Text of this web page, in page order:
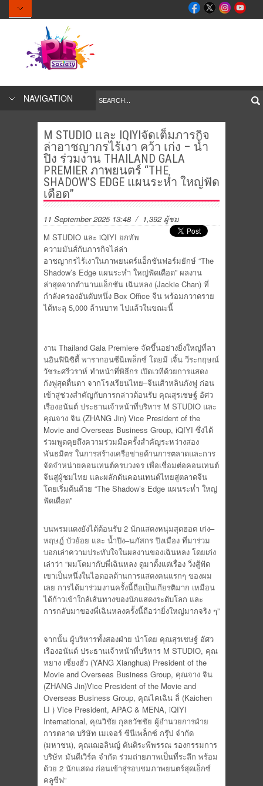
NAVIGATION
M STUDIO และ IQIYIจัดเต็มภารกิจ
ล่าอาชญากรไร้เงา คว้า เก่ง – น้ำ
ปิง ร่วมงาน THAILAND GALA
PREMIER ภาพยนตร์ “THE
SHADOW’S EDGE แผนระห่ำ ใหญ่ฟัด
เดือด”
11 September 2025 13:48 / 1,392 ผู้ชม
M STUDIO และ iQIYI ยกทัพ
ความมันส์กับภารกิจไล่ล่า
อาชญากรไร้เงาในภาพยนตร์แอ็กชันฟอร์มยักษ์ “The
Shadow’s Edge แผนระห่ำ ใหญ่ฟัดเดือด” ผลงาน
ล่าสุดจากตำนานแอ็กชัน เฉินหลง (Jackie Chan) ที่
กำลังครองอันดับหนึ่ง Box Office จีน พร้อมกวาดราย
ได้ทะลุ 5,000 ล้านบาท ไปแล้วในขณะนี้
งาน Thailand Gala Premiere จัดขึ้นอย่างยิ่งใหญ่ที่ลา
นอินฟินิซิตี้ พารากอนซีนีเพล็กซ์ โดยมี เจิ้น วีระกฤษณ์
วัชระศรีวราห์ ทำหน้าที่พิธีกร เปิดเวทีด้วยการแสดง
กังฟูสุดตื่นตา จากโรงเรียนไทย–จีนเส้าหลินกังฟู ก่อน
เข้าสู่ช่วงสำคัญกับการกล่าวต้อนรับ คุณสุรเชษฐ์ อัศว
เรืองอนันต์ ประธานเจ้าหน้าที่บริหาร M STUDIO และ
คุณจาง จิน (ZHANG Jin) Vice President of the
Movie and Overseas Business Group, iQIYI ซึ่งได้
ร่วมพูดคุยถึงความร่วมมือครั้งสำคัญระหว่างสอง
พันธมิตร ในการสร้างเครือข่ายด้านการตลาดและการ
จัดจำหน่ายคอนเทนต์ครบวงจร เพื่อเชื่อมต่อคอนเทนต์
จีนสู่ผู้ชมไทย และผลักดันคอนเทนต์ไทยสู่ตลาดจีน
โดยเริ่มต้นด้วย “The Shadow’s Edge แผนระห่ำ ใหญ่
ฟัดเดือด”
บนพรมแดงยังได้ต้อนรับ 2 นักแสดงหนุ่มสุดฮอต เก่ง–
หฤษฎ์ บัวย้อย และ น้ำปิง–นภัสกร ปิงเมือง ที่มาร่วม
บอกเล่าความประทับใจในผลงานของเฉินหลง โดยเก่ง
เล่าว่า “ผมโตมากับพี่เฉินหลง ดูมาตั้งแต่เรื่อง วิ่งสู้ฟัด
เขาเป็นหนึ่งในไอดอลด้านการแสดงคนแรกๆ ของผม
เลย การได้มาร่วมงานครั้งนี้ถือเป็นเกียรติมาก เหมือน
ได้ก้าวเข้าใกล้เส้นทางของนักแสดงระดับโลก และ
การกลับมาของพี่เฉินหลงครั้งนี้ถือว่ายิ่งใหญ่มากจริง ๆ”
จากนั้น ผู้บริหารทั้งสองฝ่าย นำโดย คุณสุรเชษฐ์ อัศว
เรืองอนันต์ ประธานเจ้าหน้าที่บริหาร M STUDIO, คุณ
หยาง เซี่ยงฮั่ว (YANG Xianghua) President of the
Movie and Overseas Business Group, คุณจาง จิน
(ZHANG Jin)Vice President of the Movie and
Overseas Business Group, คุณไคเฉิน ลิ่ (Kaichen
LI ) Vice President, APAC & MENA, iQIYI
International, คุณวิชัย กุลธวัชชัย ผู้อำนวยการฝ่าย
การตลาด บริษัท เมเจอร์ ซีนีเพล็กซ์ กรุ๊ป จำกัด
(มหาชน), คุณเฌอลินญ์ ตันติระพีพรรณ รองกรรมการ
บริษัท มันดีเวิร์ค จำกัด ร่วมถ่ายภาพเป็นที่ระลึก พร้อม
ด้วย 2 นักแสดง ก่อนเข้าสู่รอบชมภาพยนตร์สุดเอ็กซ์
คลูซีฟ”